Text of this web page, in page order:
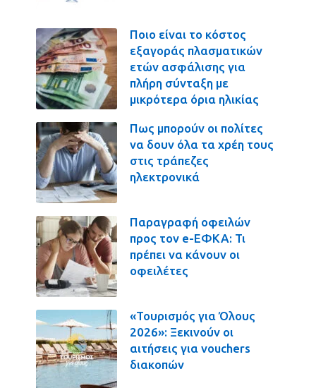
Ποιο είναι το κόστος
εξαγοράς πλασματικών
ετών ασφάλισης για
πλήρη σύνταξη με
μικρότερα όρια ηλικίας
Πως μπορούν οι πολίτες
να δουν όλα τα χρέη τους
στις τράπεζες
ηλεκτρονικά
Παραγραφή οφειλών
προς τον e-ΕΦΚΑ: Τι
πρέπει να κάνουν οι
οφειλέτες
«Τουρισμός για Όλους
2026»: Ξεκινούν οι
αιτήσεις για vouchers
διακοπών